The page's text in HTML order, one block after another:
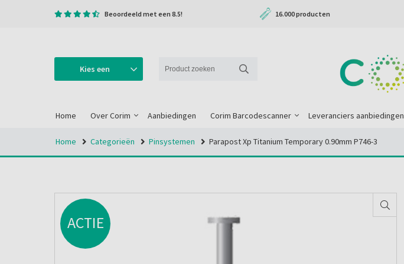
Beoordeeld met een 8.5! 16.000 producten
Kies een
Home Over Corim Aanbiedingen Corim Barcodescanner Leveranciers aanbiedingen
Home Categorieën Pinsystemen Parapost Xp Titanium Temporary 0.90mm P746-3
ACTIE